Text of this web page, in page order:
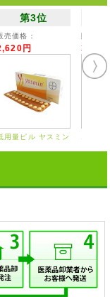
さい。
ある方、 脳、脊髄に器
相談下さい。
作用する場合がありま
下さい。
薬】です。本剤の説明
が日本の医療従事者の
。
ずご自身にてご使用く
ださい。
承ください。
第3位
売価格：
円
用量ピル ヤスミン
3,550